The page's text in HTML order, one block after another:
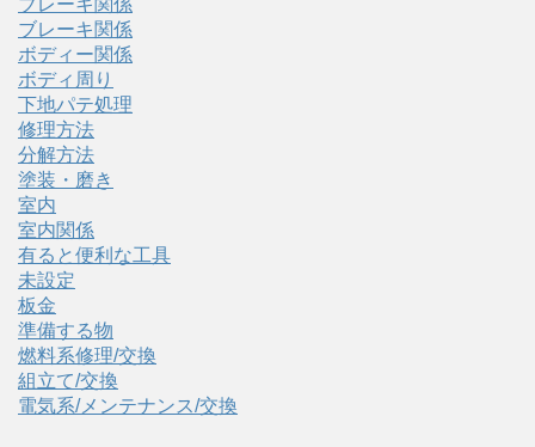
ブレーキ関係
ブレーキ関係
ボディー関係
ボディ周り
下地パテ処理
修理方法
分解方法
塗装・磨き
室内
室内関係
有ると便利な工具
未設定
板金
準備する物
燃料系修理/交換
組立て/交換
電気系/メンテナンス/交換